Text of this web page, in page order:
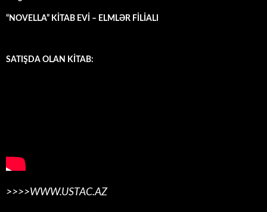
“NOVELLA” KİTAB EVİ – ELMLƏR FİLİALI
SATIŞDA OLAN KİTAB:
>>>>WWW.USTAC.AZ